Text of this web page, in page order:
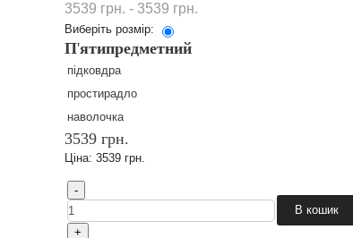
3539 грн. - 3539 грн.
Виберіть розмір:
П'ятипредметний
підковдра
простирадло
наволочка
3539 грн.
Ціна: 3539 грн.